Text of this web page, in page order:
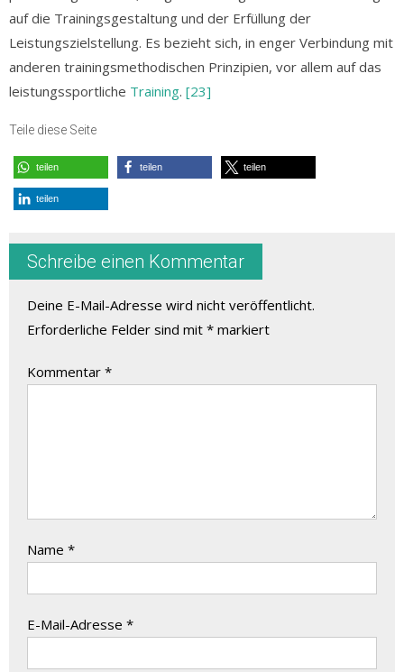
auf die Trainingsgestaltung und der Erfüllung der
Leistungszielstellung. Es bezieht sich, in enger Verbindung mit
anderen trainingsmethodischen Prinzipien, vor allem auf das
leistungssportliche Training. [23]
Teile diese Seite
teilen teilen teilen
teilen
Schreibe einen Kommentar
Deine E-Mail-Adresse wird nicht veröffentlicht.
Erforderliche Felder sind mit * markiert
Kommentar *
Name *
E-Mail-Adresse *